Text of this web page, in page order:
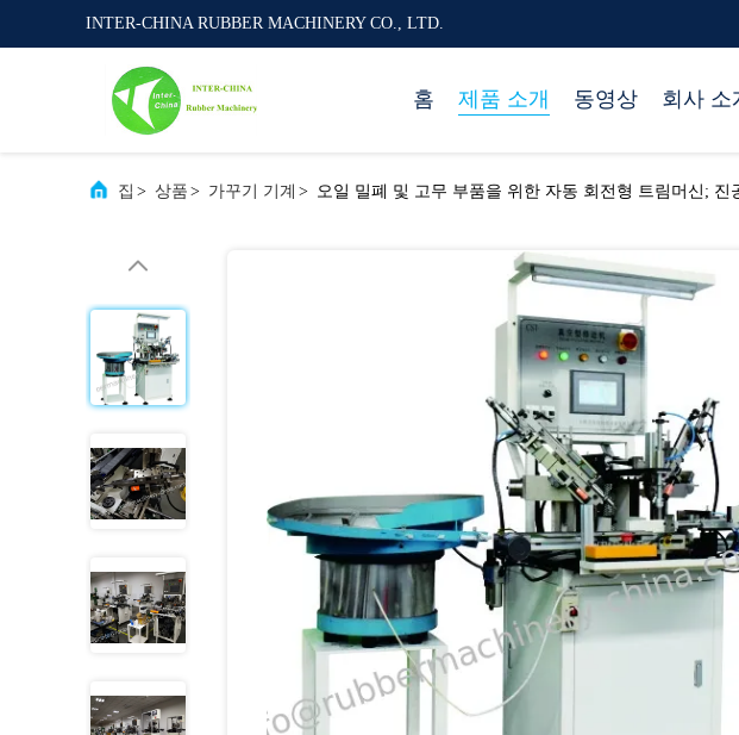
INTER-CHINA RUBBER MACHINERY CO., LTD.
홈 제품 소개 동영상 회사 소
집 > 상품 > 가꾸기 기계 > 오일 밀폐 및 고무 부품을 위한 자동 회전형 트림머신;